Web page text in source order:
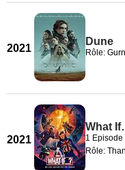
2021
Dune
Rôle:
2021
What
1 Episode
Rôle: